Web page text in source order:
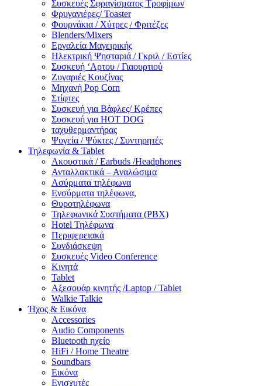
Συσκευές Σφραγίσματος Τροφίμων
Φρυγανιέρες/ Toaster
Φουρνάκια / Χύτρες / Φριτέζες
Blenders/Mixers
Εργαλεία Μαγειρικής
Ηλεκτρική Ψησταριά / Γκριλ / Eστίες
Συσκευή ‘Αρτου / Γιαουρτιού
Ζυγαριές Κουζίνας
Μηχανή Pop Corn
Στίφτες
Συσκευή για Βάφλες/ Κρέπες
Συσκευή για HOT DOG
ταχυθερμαντήρας
Ψυγεία / Ψύκτες / Συντηρητές
Τηλεφωνία & Tablet
Ακουστικά / Earbuds /Headphones
Ανταλλακτικά – Αναλώσιμα
Ασύρματα τηλέφωνα
Ενσύρματα τηλέφωνα,
Θυροτηλέφωνα
Τηλεφωνικά Συστήματα (PBX)
Hotel Τηλέφωνα
Περιφερειακά
Συνδιάσκεψη
Συσκευές Video Conference
Κινητά
Tablet
Αξεσουάρ κινητής /Laptop / Tablet
Walkie Talkie
Ήχος & Εικόνα
Accessories
Audio Components
Bluetooth ηχείο
HiFi / Home Theatre
Soundbars
Εικόνα
Ενισχυτές